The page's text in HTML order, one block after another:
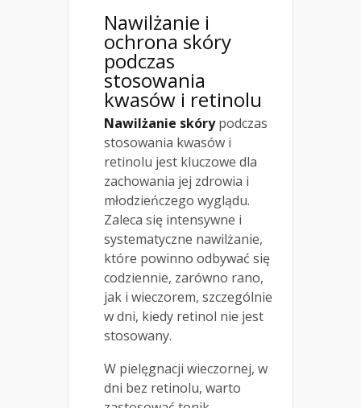
Nawilżanie i
ochrona skóry
podczas
stosowania
kwasów i retinolu
Nawilżanie skórypodczas
stosowania kwasów i
retinolu jest kluczowe dla
zachowania jej zdrowia i
młodzieńczego wyglądu.
Zaleca się intensywne i
systematyczne nawilżanie,
które powinno odbywać się
codziennie, zarówno rano,
jak i wieczorem, szczególnie
w dni, kiedy retinol nie jest
stosowany.
W pielęgnacji wieczornej, w
dni bez retinolu, warto